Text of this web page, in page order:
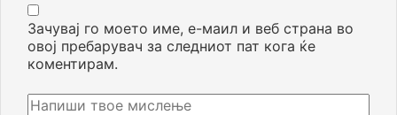
Зачувај го моето име, е-маил и веб страна во
овој пребарувач за следниот пат кога ќе
коментирам.